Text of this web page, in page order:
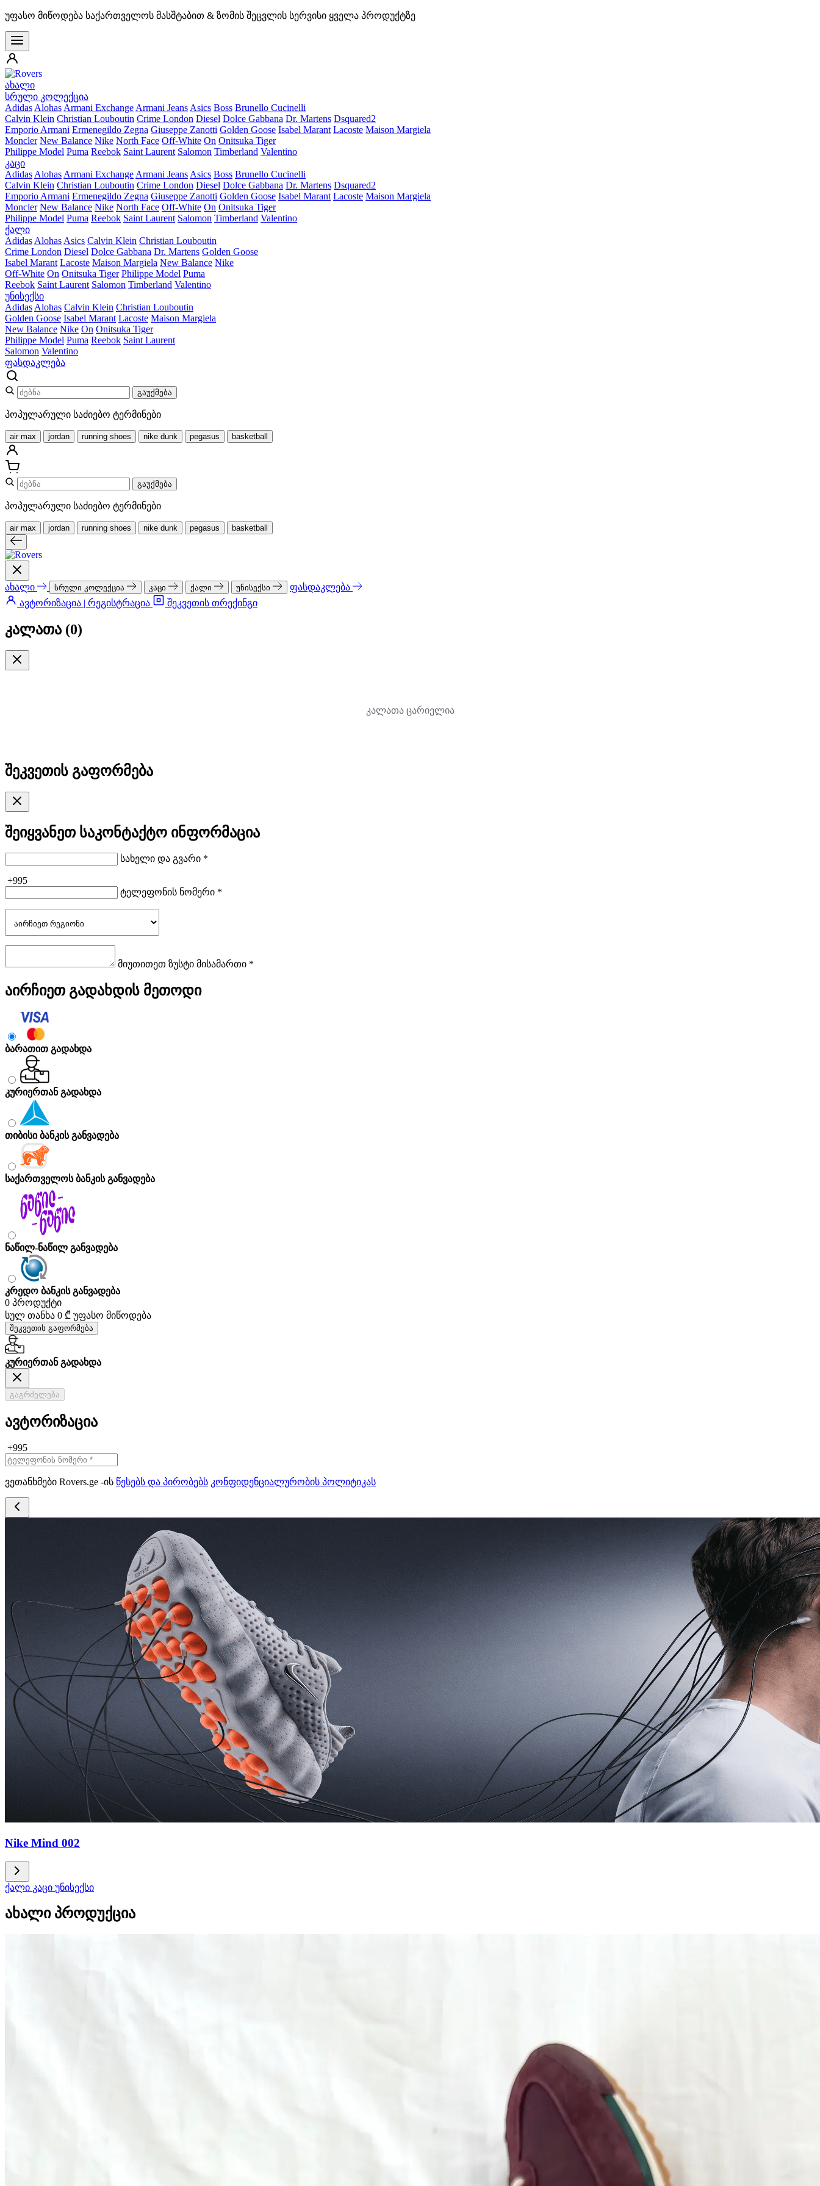
უფასო მიწოდება საქართველოს მასშტაბით & ზომის შეცვლის სერვისი ყველა პროდუქტზე
ახალი
სრული კოლექცია
Adidas Alohas Armani Exchange Armani Jeans Asics Boss Brunello Cucinelli
Calvin Klein Christian Louboutin Crime London Diesel Dolce Gabbana Dr. Martens Dsquared2
Emporio Armani Ermenegildo Zegna Giuseppe Zanotti Golden Goose Isabel Marant Lacoste Maison Margiela
Moncler New Balance Nike North Face Off-White On Onitsuka Tiger
Philippe Model Puma Reebok Saint Laurent Salomon Timberland Valentino
კაცი
Adidas Alohas Armani Exchange Armani Jeans Asics Boss Brunello Cucinelli
Calvin Klein Christian Louboutin Crime London Diesel Dolce Gabbana Dr. Martens Dsquared2
Emporio Armani Ermenegildo Zegna Giuseppe Zanotti Golden Goose Isabel Marant Lacoste Maison Margiela
Moncler New Balance Nike North Face Off-White On Onitsuka Tiger
Philippe Model Puma Reebok Saint Laurent Salomon Timberland Valentino
ქალი
Adidas Alohas Asics Calvin Klein Christian Louboutin
Crime London Diesel Dolce Gabbana Dr. Martens Golden Goose
Isabel Marant Lacoste Maison Margiela New Balance Nike
Off-White On Onitsuka Tiger Philippe Model Puma
Reebok Saint Laurent Salomon Timberland Valentino
უნისექსი
Adidas Alohas Calvin Klein Christian Louboutin
Golden Goose Isabel Marant Lacoste Maison Margiela
New Balance Nike On Onitsuka Tiger
Philippe Model Puma Reebok Saint Laurent
Salomon Valentino
ფასდაკლება
გაუქმება
პოპულარული საძიებო ტერმინები
air max jordan running shoes nike dunk pegasus basketball
გაუქმება
პოპულარული საძიებო ტერმინები
air max jordan running shoes nike dunk pegasus basketball
ახალი სრული კოლექცია კაცი ქალი უნისექსი
ფასდაკლება
ავტორიზაცია | რეგისტრაცია
შეკვეთის თრექინგი
კალათა (0)
კალათა ცარიელია
შეკვეთის გაფორმება
შეიყვანეთ საკონტაქტო ინფორმაცია
სახელი და გვარი *
+995
ტელეფონის ნომერი *
მიუთითეთ ზუსტი მისამართი *
აირჩიეთ გადახდის მეთოდი
ბარათით გადახდა
კურიერთან გადახდა
თიბისი ბანკის განვადება
საქართველოს ბანკის განვადება
ნაწილ-ნაწილ განვადება
კრედო ბანკის განვადება
0 პროდუქტი
სულ თანხა 0 ₾ უფასო მიწოდება
შეკვეთის გაფორმება
კურიერთან გადახდა
გაგრძელება
ავტორიზაცია
+995
ვეთანხმები Rovers.ge -ის წესებს და პირობებს კონფიდენციალურობის პოლიტიკას
Nike Mind 002
ქალი კაცი უნისექსი
ახალი პროდუქცია